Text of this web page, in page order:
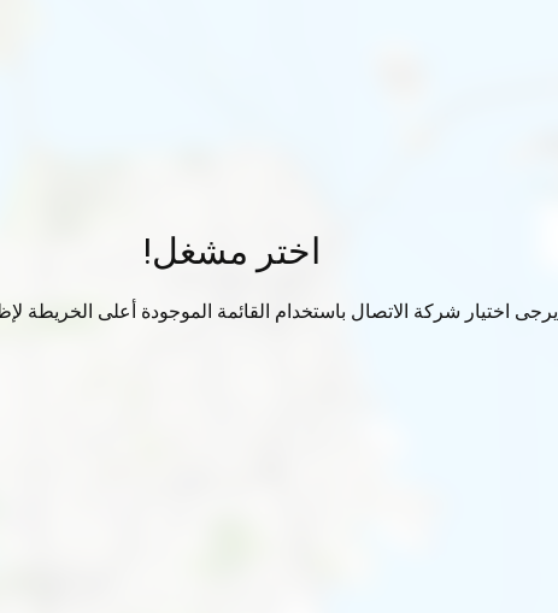
اختر مشغل!
يرجى اختيار شركة الاتصال باستخدام القائمة الموجودة أعلى الخريطة